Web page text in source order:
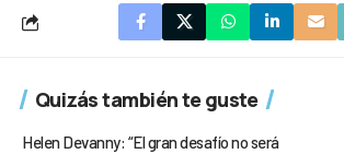
Quizás también te guste
Helen Devanny: “El gran desafío no será